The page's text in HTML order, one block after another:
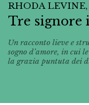
RHODA
Tre signore
Un racconto lieve e
sogno d’amore, in cui
la grazia puntuta dei